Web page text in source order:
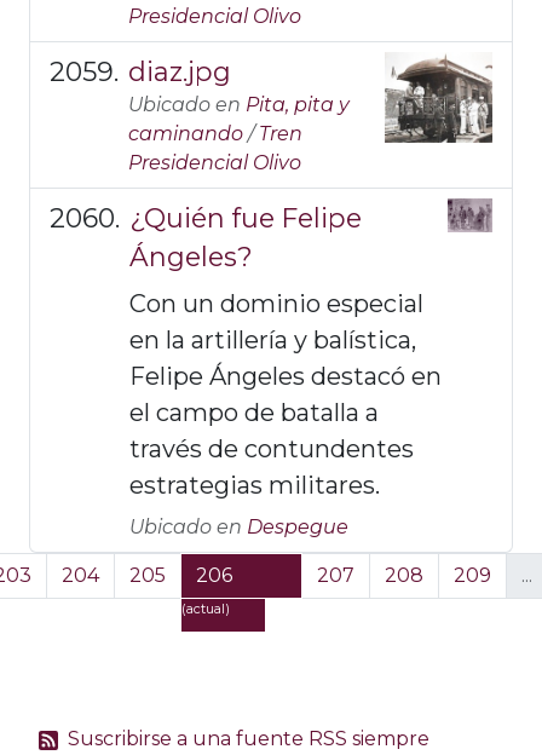
Presidencial Olivo
diaz.jpg
Ubicado en Pita, pita y
caminando /Tren
Presidencial Olivo
¿Quién fue Felipe
Ángeles?
Con un dominio especial
en la artillería y balística,
Felipe Ángeles destacó en
el campo de batalla a
través de contundentes
estrategias militares.
Ubicado en Despegue
204 205 206
(actual)
207 208 209 ...
Suscribirse a una fuente RSS siempre